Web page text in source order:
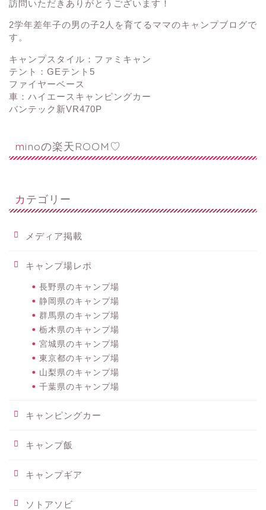
訪問いただきありがとうございます！
2学年差年子の男の子2人を育てるママのキャンプブログで
す。
キャンプスタイル：ファミキャン
テント：GEテント5
ファイヤーベース
車：ハイエースキャンピングカー
バンテック新VR470P
minoの楽天ROOM♡
カテゴリー
メディア掲載
キャンプ場レポ
長野県のキャンプ場
静岡県のキャンプ場
群馬県のキャンプ場
栃木県のキャンプ場
宮城県のキャンプ場
東京都のキャンプ場
山梨県のキャンプ場
千葉県のキャンプ場
キャンピングカー
キャンプ飯
キャンプギア
ソトアソビ